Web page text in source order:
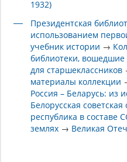
1932)
Президентская
использованием
учебник истории →
библиотеки,
для старшеклассников
материалы коллекции
Россия – Беларусь: из
Белорусская
республика в составе
землях → Великая